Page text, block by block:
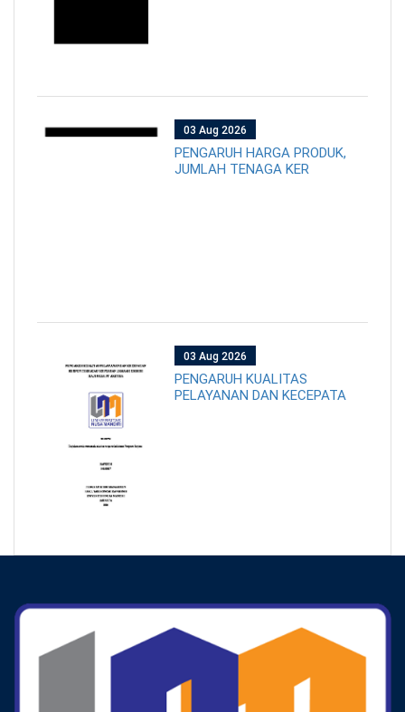
03 Aug 2026
PENGARUH HARGA PRODUK,
JUMLAH TENAGA KER
03 Aug 2026
PENGARUH KUALITAS
PELAYANAN DAN KECEPATA